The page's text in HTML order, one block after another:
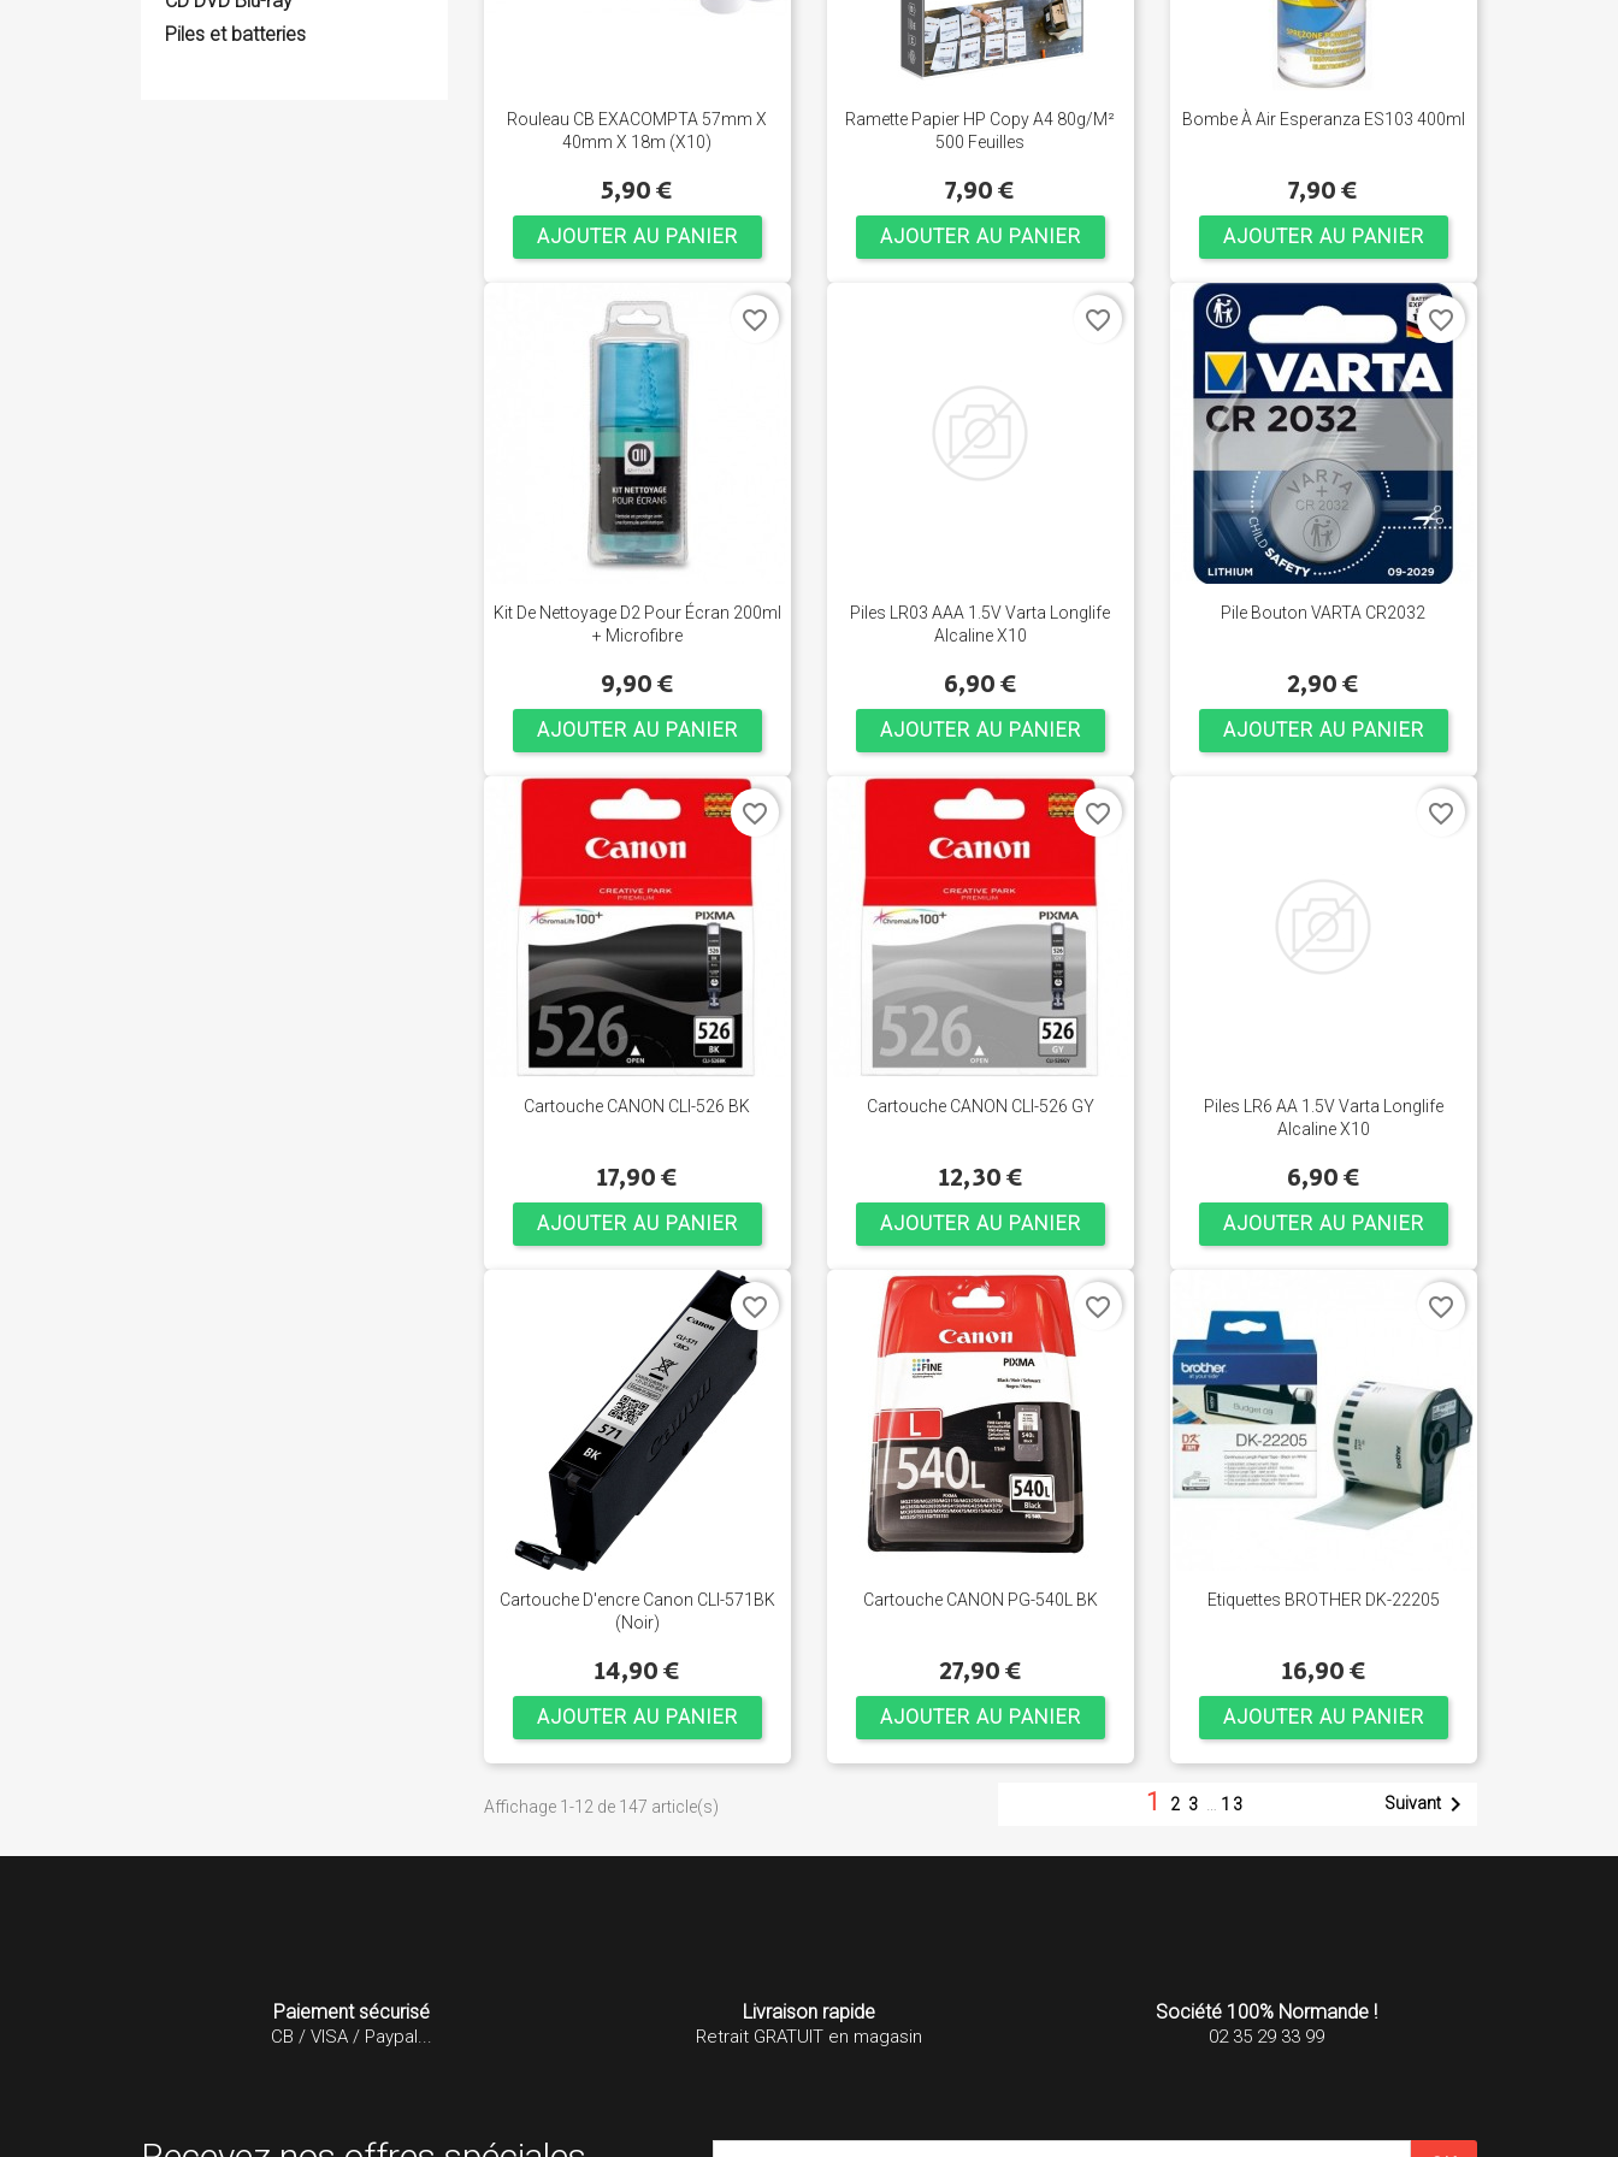
Piles et batteries
Rouleau CB EXACOMPTA 57mm X
40mm X 18m (x10)
5,90 €
AJOUTER AU PANIER
Ramette Papier HP Copy A4 80g/m²
500 Feuilles
7,90 €
AJOUTER AU PANIER
Bombe À Air Esperanza ES103 400ml
7,90 €
AJOUTER AU PANIER
Kit De Nettoyage D2 Pour Écran 200ml
+ Microfibre
9,90 €
AJOUTER AU PANIER
favorite_border
Piles LR03 AAA 1.5V Varta Longlife
Alcaline X10
6,90 €
AJOUTER AU PANIER
favorite_border
Pile Bouton VARTA CR2032
2,90 €
AJOUTER AU PANIER
favorite_border
Cartouche CANON CLI-526 BK
17,90 €
AJOUTER AU PANIER
favorite_border
Cartouche CANON CLI-526 GY
12,30 €
AJOUTER AU PANIER
favorite_border
Piles LR6 AA 1.5V Varta Longlife
Alcaline X10
6,90 €
AJOUTER AU PANIER
favorite_border
Cartouche D'encre Canon CLI-571BK
(Noir)
14,90 €
AJOUTER AU PANIER
favorite_border
Cartouche CANON PG-540L BK
27,90 €
AJOUTER AU PANIER
favorite_border
Etiquettes BROTHER DK-22205
16,90 €
AJOUTER AU PANIER
favorite_border
Affichage 1-12 de 147 article(s) 1 2 3 13 Suivant
Paiement sécurisé
CB / VISA / Paypal...
Livraison rapide
Retrait GRATUIT en magasin
Société 100% Normande !
02 35 29 33 99